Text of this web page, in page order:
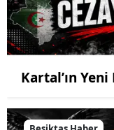
Kartal’ın